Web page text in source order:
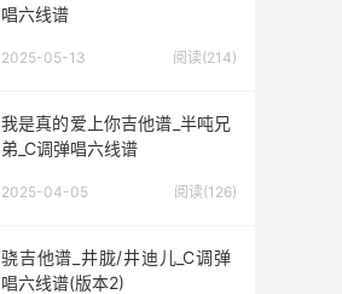
唱六线谱
2025-05-13 阅读(214)
我是真的爱上你吉他谱_半吨兄
弟_C调弹唱六线谱
2025-04-05 阅读(126)
骁吉他谱_井胧/井迪儿_C调弹
唱六线谱(版本2)